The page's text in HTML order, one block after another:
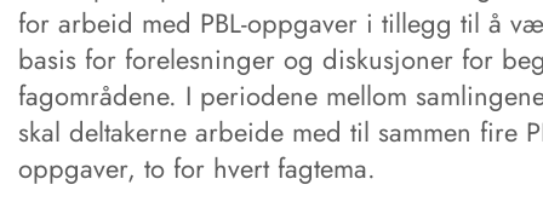
for arbeid med PBL-oppgaver i tillegg til å
basis for forelesninger og diskusjoner for
fagområdene. I periodene mellom
skal deltakerne arbeide med til sammen fire
oppgaver, to for hvert fagtema.